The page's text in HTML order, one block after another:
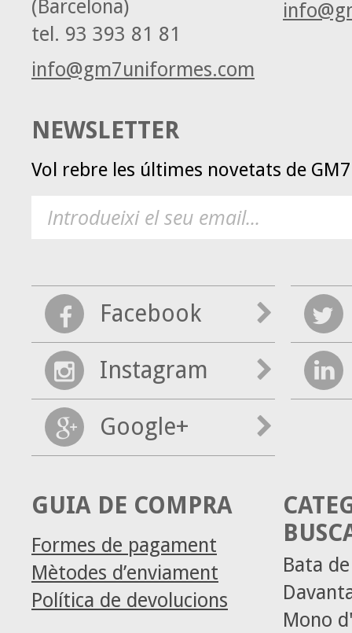
(Barcelona)
tel. 93 393 81 81
info@gm7uniformes.com
NEWSLETTER
Vol rebre les últimes novetats de
Facebook
Instagram
Google+
GUIA DE COMPRA
Formes de pagament
Mètodes d’enviament
Política de devolucions
Bata
Mono